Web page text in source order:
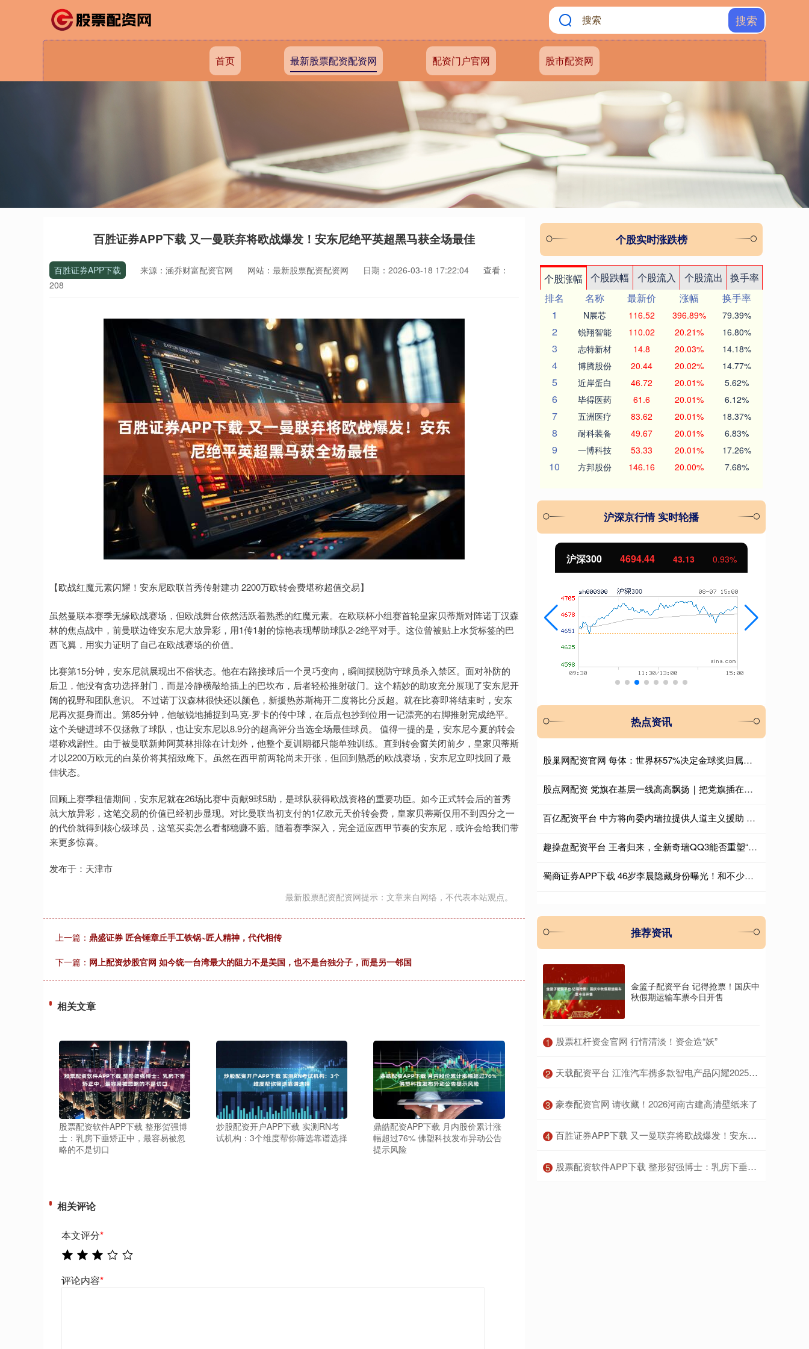
搜索
首页 最新股票配资配资网 配资门户官网 股市配资网
百胜证券APP下载 又一曼联弃将欧战爆发！安东尼绝平英超黑马获全场最佳
百胜证券APP下载 来源：涵乔财富配资官网 网站：最新股票配资配资网 日期：2026-03-18 17:22:04
查看：
208
【欧战红魔元素闪耀！安东尼欧联首秀传射建功 2200万欧转会费堪称超值交易】
虽然曼联本赛季无缘欧战赛场，但欧战舞台依然活跃着熟悉的红魔元素。在欧联杯小组赛首轮皇家贝蒂斯对阵诺丁汉森
林的焦点战中，前曼联边锋安东尼大放异彩，用1传1射的惊艳表现帮助球队2-2绝平对手。这位曾被贴上水货标签的巴
西飞翼，用实力证明了自己在欧战赛场的价值。
比赛第15分钟，安东尼就展现出不俗状态。他在右路接球后一个灵巧变向，瞬间摆脱防守球员杀入禁区。面对补防的
后卫，他没有贪功选择射门，而是冷静横敲给插上的巴坎布，后者轻松推射破门。这个精妙的助攻充分展现了安东尼开
阔的视野和团队意识。 不过诺丁汉森林很快还以颜色，新援热苏斯梅开二度将比分反超。就在比赛即将结束时，安东
尼再次挺身而出。第85分钟，他敏锐地捕捉到马克-罗卡的传中球，在后点包抄到位用一记漂亮的右脚推射完成绝平。
这个关键进球不仅拯救了球队，也让安东尼以8.9分的超高评分当选全场最佳球员。 值得一提的是，安东尼今夏的转会
堪称戏剧性。由于被曼联新帅阿莫林排除在计划外，他整个夏训期都只能单独训练。直到转会窗关闭前夕，皇家贝蒂斯
才以2200万欧元的白菜价将其招致麾下。虽然在西甲前两轮尚未开张，但回到熟悉的欧战赛场，安东尼立即找回了最
佳状态。
回顾上赛季租借期间，安东尼就在26场比赛中贡献9球5助，是球队获得欧战资格的重要功臣。如今正式转会后的首秀
就大放异彩，这笔交易的价值已经初步显现。对比曼联当初支付的1亿欧元天价转会费，皇家贝蒂斯仅用不到四分之一
的代价就得到核心级球员，这笔买卖怎么看都稳赚不赔。随着赛季深入，完全适应西甲节奏的安东尼，或许会给我们带
来更多惊喜。
发布于：天津市
最新股票配资配资网提示：文章来自网络，不代表本站观点。
上一篇： 鼎盛证券 匠合锤章丘手工铁锅~匠人精神，代代相传
下一篇： 网上配资炒股官网 如今统一台湾最大的阻力不是美国，也不是台独分子，而是另一邻国
相关文章
股票配资软件APP下载 整形贺强博
士：乳房下垂矫正中，最容易被忽
略的不是切口
炒股配资开户APP下载 实测RN考
试机构：3个维度帮你筛选靠谱选择
鼎皓配资APP下载 月内股价累计涨
幅超过76% 佛塑科技发布异动公告
提示风险
相关评论
本文评分*
评论内容*
个股实时涨跌榜
个股涨幅 个股跌幅 个股流入 个股流出
换手率
排名
名称 最新价 涨幅
换手率
1
N展芯 116.52 396.89% 79.39%
2 锐翔智能 110.02 20.21% 16.80%
3 志特新材 14.8 20.03% 14.18%
4 博腾股份 20.44 20.02% 14.77%
5 近岸蛋白 46.72 20.01% 5.62%
6 毕得医药 61.6 20.01% 6.12%
7 五洲医疗 83.62 20.01% 18.37%
8 耐科装备 49.67 20.01% 6.83%
9 一博科技 53.33 20.01% 17.26%
10 方邦股份 146.16 20.00% 7.68%
沪深京行情 实时轮播
上证指数 3940.04 39.68 1.02% 深证成指 14311.01 200.89 沪深300 4694.44 43.13 0.93%
热点资讯
股巢网配资官网 每体：世界杯57%决定金球奖归属，今年最终得主很难预测
股点网配资 党旗在基层一线高高飘扬｜把党旗插在林火防控第一线
百亿配资平台 中方将向委内瑞拉提供人道主义援助 灾情中展现国际友谊
趣操盘配资平台 王者归来，全新奇瑞QQ3能否重塑“国民小车”荣光？
蜀商证券APP下载 46岁李晨隐藏身份曝光！和不少人有关系，原来是走黄晓明的路
推荐资讯
金篮子配资平台 记得抢票！国庆中
秋假期运输车票今日开售
1 ​股票杠杆资金官网 行情清淡！资金造“妖”
2 ​天载配资平台 江淮汽车携多款智电产品闪耀2025广州国际车展
3 ​豪泰配资官网 请收藏！2026河南古建高清壁纸来了
4 ​百胜证券APP下载 又一曼联弃将欧战爆发！安东尼绝平英超黑马获全场最佳
5 ​股票配资软件APP下载 整形贺强博士：乳房下垂矫正中，最容易被忽略的不是切口